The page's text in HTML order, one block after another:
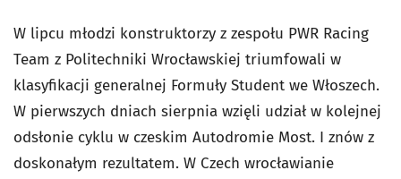
W lipcu młodzi konstruktorzy z zespołu PWR Racing
Team z Politechniki Wrocławskiej triumfowali w
klasyfikacji generalnej Formuły Student we Włoszech.
W pierwszych dniach sierpnia wzięli udział w kolejnej
odsłonie cyklu w czeskim Autodromie Most. I znów z
doskonałym rezultatem. W Czech wrocławianie